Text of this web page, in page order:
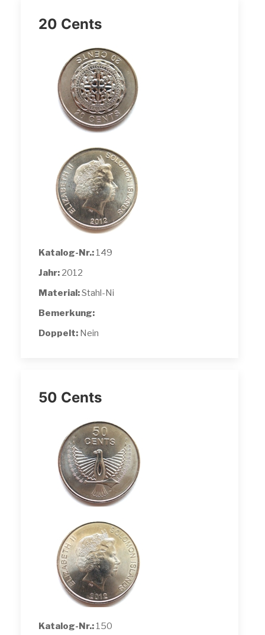
20 Cents
Katalog-Nr.: 149
Jahr: 2012
Material:Stahl-Ni
Bemerkung:
Doppelt: Nein
50 Cents
Katalog-Nr.: 150